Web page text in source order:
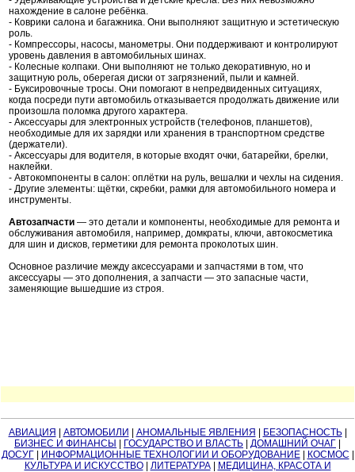
нахождение в салоне ребёнка.
- Коврики салона и багажника. Они выполняют защитную и эстетическую
роль.
- Компрессоры, насосы, манометры. Они поддерживают и контролируют
уровень давления в автомобильных шинах.
- Колесные колпаки. Они выполняют не только декоративную, но и
защитную роль, оберегая диски от загрязнений, пыли и камней.
- Буксировочные тросы. Они помогают в непредвиденных ситуациях,
когда посреди пути автомобиль отказывается продолжать движение или
произошла поломка другого характера.
- Аксессуары для электронных устройств (телефонов, планшетов),
необходимые для их зарядки или хранения в транспортном средстве
(держатели).
- Аксессуары для водителя, в которые входят очки, батарейки, брелки,
наклейки.
- Автокомпоненты в салон: оплётки на руль, вешалки и чехлы на сидения.
- Другие элементы: щётки, скребки, рамки для автомобильного номера и
инструменты.
Автозапчасти — это детали и компоненты, необходимые для ремонта и
обслуживания автомобиля, например, домкраты, ключи, автокосметика
для шин и дисков, герметики для ремонта проколотых шин.
Основное различие между аксессуарами и запчастями в том, что
аксессуары — это дополнения, а запчасти — это запасные части,
заменяющие вышедшие из строя.
АВИАЦИЯ АВТОМОБИЛИ АНОМАЛЬНЫЕ ЯВЛЕНИЯ БЕЗОПАСНОСТЬ|
БИЗНЕС И ФИНАНСЫ
ГОСУДАРСТВО И ВЛАСТЬ ДОМАШНИЙ ОЧАГ
ДОСУГ| ИНФОРМАЦИОННЫЕ ТЕХНОЛОГИИ И ОБОРУДОВАНИЕ| КОСМОС
КУЛЬТУРА И ИСКУССТВО| ЛИТЕРАТУРА|
МЕДИЦИНА, КРАСОТА И